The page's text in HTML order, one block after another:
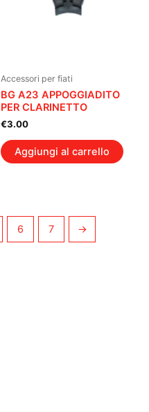
Accessori per fiati
BG A23 APPOGGIADITO
PER CLARINETTO
€3.00
Aggiungi al carrello
6 7 →